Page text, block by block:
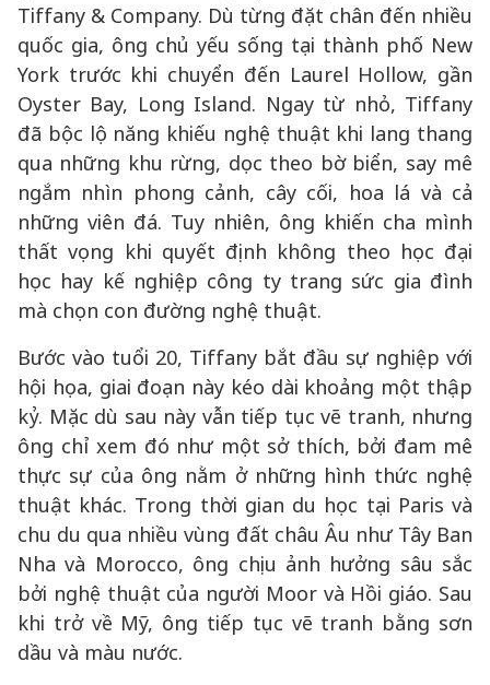
Tiffany & Company. Dù từng đặt chân đến nhiều
quốc gia, ông chủ yếu sống tại thành phố New
York trước khi chuyển đến Laurel Hollow, gần
Oyster Bay, Long Island. Ngay từ nhỏ, Tiffany
đã bộc lộ năng khiếu nghệ thuật khi lang thang
qua những khu rừng, dọc theo bờ biển, say mê
ngắm nhìn phong cảnh, cây cối, hoa lá và cả
những viên đá. Tuy nhiên, ông khiến cha mình
thất vọng khi quyết định không theo học đại
học hay kế nghiệp công ty trang sức gia đình
mà chọn con đường nghệ thuật.
Bước vào tuổi 20, Tiffany bắt đầu sự nghiệp với
hội họa, giai đoạn này kéo dài khoảng một thập
kỷ. Mặc dù sau này vẫn tiếp tục vẽ tranh, nhưng
ông chỉ xem đó như một sở thích, bởi đam mê
thực sự của ông nằm ở những hình thức nghệ
thuật khác. Trong thời gian du học tại Paris và
chu du qua nhiều vùng đất châu Âu như Tây Ban
Nha và Morocco, ông chịu ảnh hưởng sâu sắc
bởi nghệ thuật của người Moor và Hồi giáo. Sau
khi trở về Mỹ, ông tiếp tục vẽ tranh bằng sơn
dầu và màu nước.